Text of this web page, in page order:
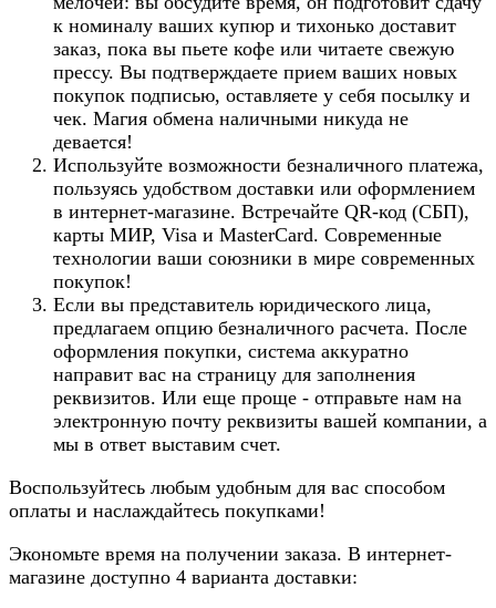
к номиналу ваших купюр и тихонько доставит
заказ, пока вы пьете кофе или читаете свежую
прессу. Вы подтверждаете прием ваших новых
покупок подписью, оставляете у себя посылку и
чек. Магия обмена наличными никуда не
девается!
Используйте возможности безналичного платежа,
пользуясь удобством доставки или оформлением
в интернет-магазине. Встречайте QR-код (СБП),
карты МИР, Visa и MasterCard. Современные
технологии ваши союзники в мире современных
покупок!
Если вы представитель юридического лица,
предлагаем опцию безналичного расчета. После
оформления покупки, система аккуратно
направит вас на страницу для заполнения
реквизитов. Или еще проще - отправьте нам на
электронную почту реквизиты вашей компании, а
мы в ответ выставим счет.
Воспользуйтесь любым удобным для вас способом
оплаты и наслаждайтесь покупками!
Экономьте время на получении заказа. В интернет-
магазине доступно 4 варианта доставки: